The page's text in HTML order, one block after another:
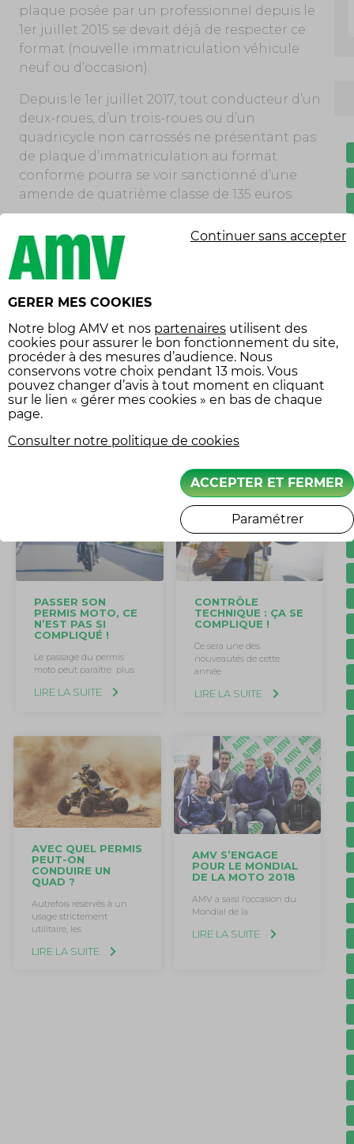
plaque posée par un professionnel depuis le
1er juillet 2015 se devait déjà de respecter ce
format (nouvelle immatriculation véhicule
neuf ou d’occasion).
Depuis le 1er juillet 2017, tout conducteur d’un
deux-roues, d’un trois-roues ou d’un
quadricycle non carrossés ne présentant pas
de plaque d’immatriculation au format
conforme pourra se voir sanctionné d’une
amende de quatrième classe de 135 euros.
ENJEUX ET
DÉVELOPPEMENT
DE LA VOITURE
CONNECTÉE
ARTICLE PRÉCÉDENT
AVERTISSEURS ET
DÉTECTEURS DE
RADAR : SUIS-JE
DANS LA LÉGALITÉ
?
ARTICLE SUIVANT
PASSER SON
PERMIS MOTO, CE
N’EST PAS SI
COMPLIQUÉ !
Le passage du permis
moto peut paraître plus
LIRE LA SUITE
CONTRÔLE
TECHNIQUE : ÇA SE
COMPLIQUE !
Ce sera une des
nouveautés de cette
année
LIRE LA SUITE
AVEC QUEL PERMIS
PEUT-ON
CONDUIRE UN
QUAD ?
Autrefois réservés à un
usage strictement
utilitaire, les
LIRE LA SUITE
AMV S’ENGAGE
POUR LE MONDIAL
DE LA MOTO 2018
AMV a saisi l’occasion du
Mondial de la
LIRE LA SUITE
GERER MES COOKIES
Notre blog AMV et nos partenaires utilisent des
cookies pour assurer le bon fonctionnement du site,
procéder à des mesures d’audience. Nous
conservons votre choix pendant 13 mois. Vous
pouvez changer d’avis à tout moment en cliquant
sur le lien « gérer mes cookies » en bas de chaque
page.
Consulter notre politique de cookies
Continuer sans accepter
ACCEPTER ET FERMER
Paramétrer